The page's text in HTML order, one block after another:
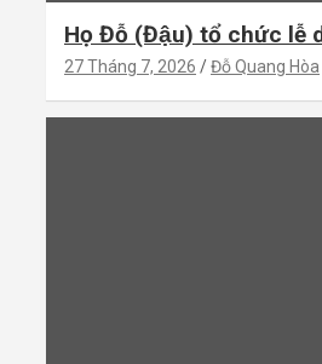
Họ Đỗ (Đậu) tổ chức lễ
27 Tháng 7, 2026 Đỗ Quang Hòa